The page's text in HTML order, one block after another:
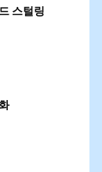
스털링